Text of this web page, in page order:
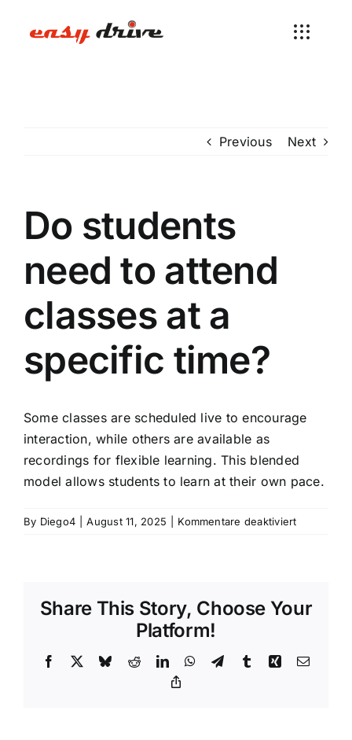
Previous Next
Do students
need to attend
classes at a
specific time?
Some classes are scheduled live to encourage
interaction, while others are available as
recordings for flexible learning. This blended
model allows students to learn at their own pace.
By Diego4 August 11, 2025 Kommentare deaktiviertfür
attend
a
Share This Story, Choose Your
Platform!
Facebook BlueskyRedditLinkedInWhatsApp
TelegramTumblrXing Email